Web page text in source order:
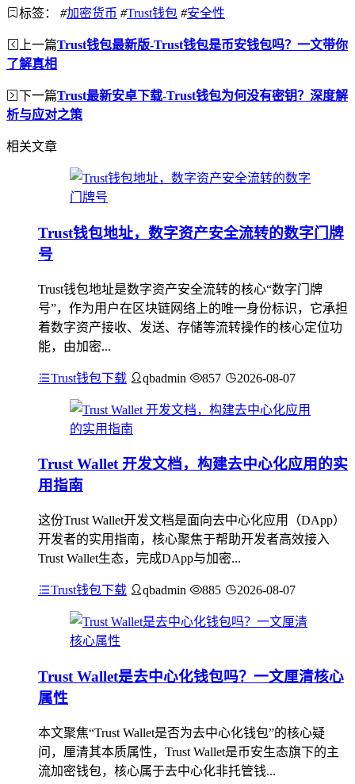
标签： #加密货币 #Trust钱包 #安全性
上一篇Trust钱包最新版-Trust钱包是币安钱包吗？一文带你
了解真相
下一篇Trust最新安卓下载-Trust钱包为何没有密钥？深度解
析与应对之策
相关文章
Trust钱包地址，数字资产安全流转的数字门牌
号
Trust钱包地址是数字资产安全流转的核心“数字门牌
号”，作为用户在区块链网络上的唯一身份标识，它承担
着数字资产接收、发送、存储等流转操作的核心定位功
能，由加密...
Trust钱包下载 qbadmin 857 2026-08-07
Trust Wallet 开发文档，构建去中心化应用的实
用指南
这份Trust Wallet开发文档是面向去中心化应用（DApp）
开发者的实用指南，核心聚焦于帮助开发者高效接入
Trust Wallet生态，完成DApp与加密...
Trust钱包下载 qbadmin 885 2026-08-07
Trust Wallet是去中心化钱包吗？一文厘清核心
属性
本文聚焦“Trust Wallet是否为去中心化钱包”的核心疑
问，厘清其本质属性，Trust Wallet是币安生态旗下的主
流加密钱包，核心属于去中心化非托管钱...